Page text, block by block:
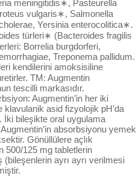
meningitidis∗, Pasteurella
vulgaris∗, Salmonella
Yersinia enterocolitica∗.
türleri∗ (Bacteroides fragilis
Borrelia burgdorferi,
Treponema pallidum.
kendilerini amoksisiline
TM: Augmentin
tescilli markasıdır.
Augmentin’in her iki
asid fizyolojik pH’da
İki bileşikte oral uygulama
absorbsiyonu yemek
Gönüllülere açlık
500/125 mg tabletlerin
(bileşenlerin ayrı ayrı verilmesi